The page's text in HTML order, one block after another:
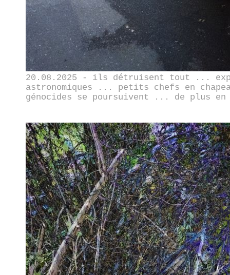
20.08.2025 - ils détruisent tout ...
astronomiques ... petits chefs en
génocides se poursuivent ... de plus